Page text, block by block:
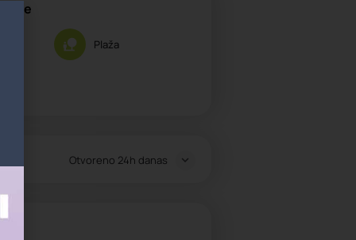
Plaža
Otvoreno 24h danas